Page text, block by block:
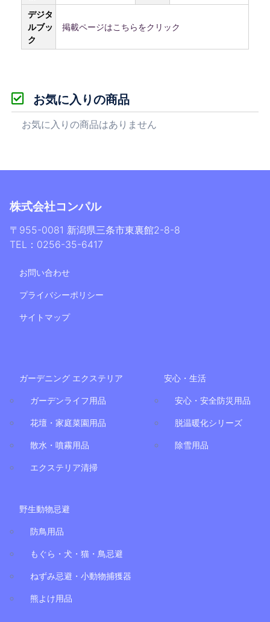
デジタ
ルブッ
ク
掲載ページはこちらをクリック
お気に入りの商品
お気に入りの商品はありません
株式会社コンパル
〒955-0081 新潟県三条市東裏館2-8-8
TEL：0256-35-6417
お問い合わせ
プライバシーポリシー
サイトマップ
ガーデニング エクステリア
ガーデンライフ用品
花壇・家庭菜園用品
散水・噴霧用品
エクステリア清掃
安心・生活
安心・安全防災用品
脱温暖化シリーズ
除雪用品
野生動物忌避
防鳥用品
もぐら・犬・猫・鳥忌避
ねずみ忌避・小動物捕獲器
熊よけ用品